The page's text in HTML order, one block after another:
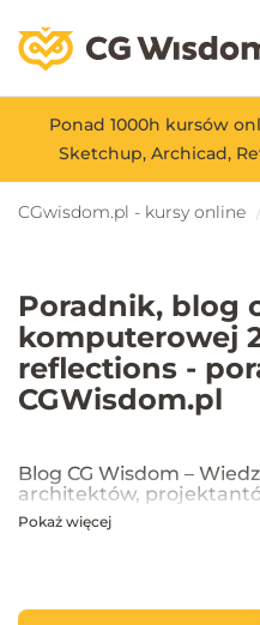
Ponad 1000h kursów
Sketchup, Archicad,
CGwisdom.pl - kursy online
Poradnik, blog
komputerowej
reflections -
CGWisdom.pl
Blog CG Wisdom –
architektów,
Na blogu CG Wisdom znajdziesz
które pomagają tworzyć
Pokaż więcej